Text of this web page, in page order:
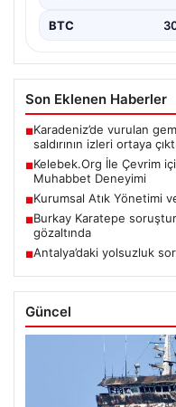
BTC
Son Eklenen Haberler
■Karadeniz’de vurulan
saldırının izleri ortaya çıktı
■Kelebek.Org İle Çevrim
Muhabbet Deneyimi
■Kurumsal Atık Yönetimi
■Burkay Karatepe
gözaltında
■Antalya’daki yolsuzluk
Güncel